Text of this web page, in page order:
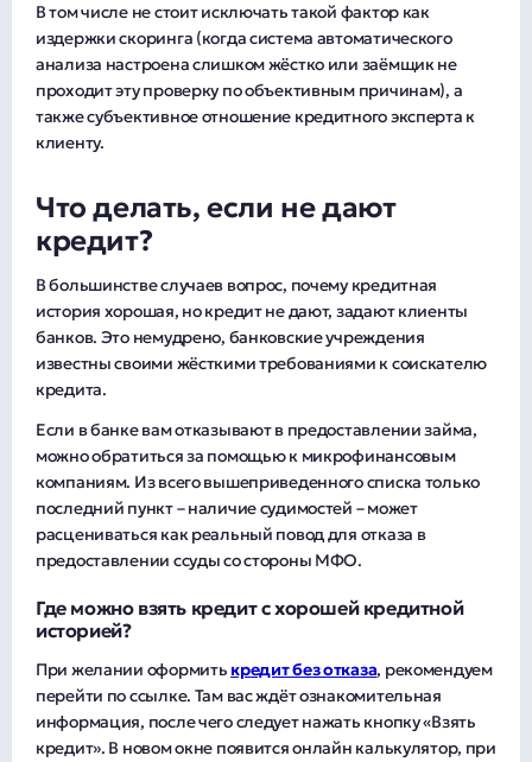
В том числе не стоит исключать такой фактор как
издержки скоринга (когда система автоматического
анализа настроена слишком жёстко или заёмщик не
проходит эту проверку по объективным причинам), а
также субъективное отношение кредитного эксперта к
клиенту.
Что делать, если не дают
кредит?
В большинстве случаев вопрос, почему кредитная
история хорошая, но кредит не дают, задают клиенты
банков. Это немудрено, банковские учреждения
известны своими жёсткими требованиями к соискателю
кредита.
Если в банке вам отказывают в предоставлении займа,
можно обратиться за помощью к микрофинансовым
компаниям. Из всего вышеприведенного списка только
последний пункт – наличие судимостей – может
расцениваться как реальный повод для отказа в
предоставлении ссуды со стороны МФО.
Где можно взять кредит с хорошей кредитной
историей?
При желании оформить кредит без отказа, рекомендуем
перейти по ссылке. Там вас ждёт ознакомительная
информация, после чего следует нажать кнопку «Взять
кредит». В новом окне появится онлайн калькулятор, при